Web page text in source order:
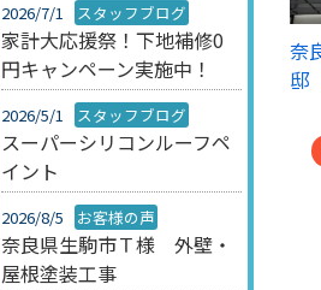
2026/7/1 スタッフブログ
家計大応援祭！下地補修0
円キャンペーン実施中！
2026/5/1 スタッフブログ
スーパーシリコンルーフペ
イント
2026/8/5 お客様の声
奈良県生駒市Ｔ様 外壁・
屋根塗装工事
奈
邸